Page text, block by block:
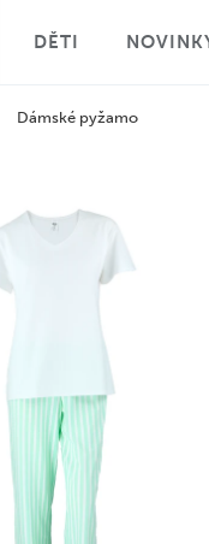
DĚTI
Dámské pyžamo